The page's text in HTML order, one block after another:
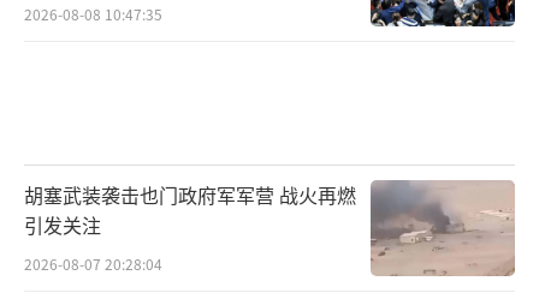
2026-08-08 10:47:35
胡塞武装袭击也门政府军军营 战火再燃
引发关注
2026-08-07 20:28:04